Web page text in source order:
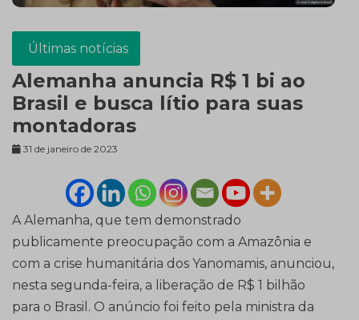
Últimas notícias
Alemanha anuncia R$ 1 bi ao
Brasil e busca lítio para suas
montadoras
31 de janeiro de 2023
A Alemanha, que tem demonstrado
publicamente preocupação com a Amazônia e
com a crise humanitária dos Yanomamis, anunciou,
nesta segunda-feira, a liberação de R$ 1 bilhão
para o Brasil. O anúncio foi feito pela ministra da